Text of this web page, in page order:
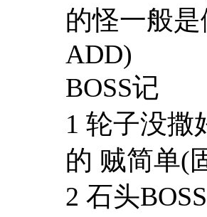
的怪一般
ADD)
BOSS记
1 轮子没撒
的 贼简单(
2 石头